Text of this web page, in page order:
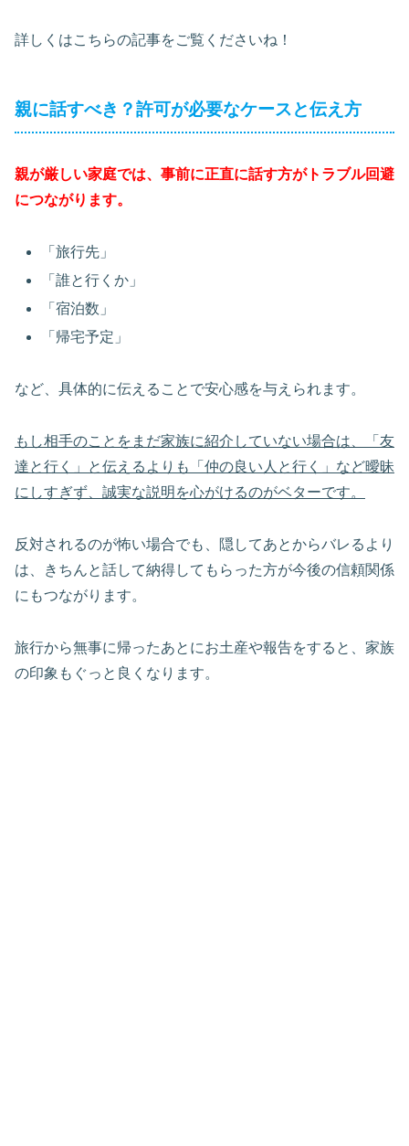
詳しくはこちらの記事をご覧くださいね！
親に話すべき？許可が必要なケースと伝え方
親が厳しい家庭では、事前に正直に話す方がトラブル回避
につながります。
「旅行先」
「誰と行くか」
「宿泊数」
「帰宅予定」
など、具体的に伝えることで安心感を与えられます。
もし相手のことをまだ家族に紹介していない場合は、「友
達と行く」と伝えるよりも「仲の良い人と行く」など曖昧
にしすぎず、誠実な説明を心がけるのがベターです。
反対されるのが怖い場合でも、隠してあとからバレるより
は、きちんと話して納得してもらった方が今後の信頼関係
にもつながります。
旅行から無事に帰ったあとにお土産や報告をすると、家族
の印象もぐっと良くなります。